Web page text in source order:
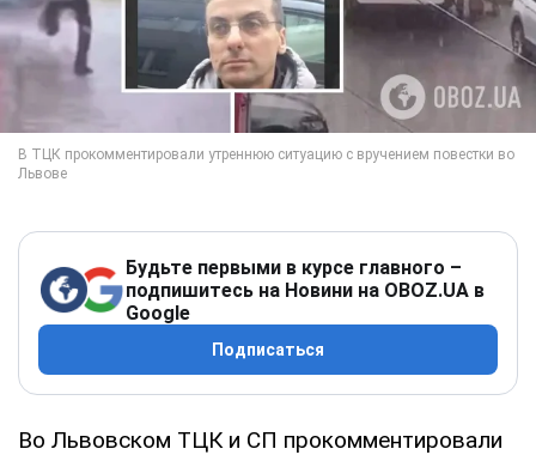
Будьте первыми в курсе главного –
подпишитесь на Новини на OBOZ.UA в
Google
Подписаться
Во Львовском ТЦК и СП прокомментировали